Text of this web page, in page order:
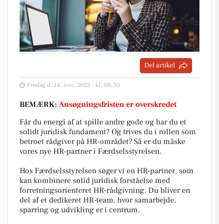
Del artikel
Fredag d. 14. nov. 2025 - kl. 08:30
BEMÆRK: Ansøgningsfristen er overskredet
Får du energi af at spille andre gode og har du et
solidt juridisk fundament? Og trives du i rollen som
betroet rådgiver på HR-området? Så er du måske
vores nye HR-partner i Færdselsstyrelsen.
Hos Færdselsstyrelsen søger vi en HR-partner, som
kan kombinere solid juridisk forståelse med
forretningsorienteret HR-rådgivning. Du bliver en
del af et dedikeret HR-team, hvor samarbejde,
sparring og udvikling er i centrum.